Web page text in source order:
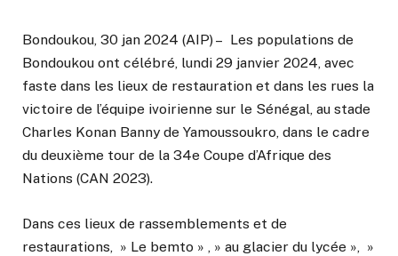
Bondoukou, 30 jan 2024 (AIP) – Les populations de
Bondoukou ont célébré, lundi 29 janvier 2024, avec
faste dans les lieux de restauration et dans les rues la
victoire de l’équipe ivoirienne sur le Sénégal, au stade
Charles Konan Banny de Yamoussoukro, dans le cadre
du deuxième tour de la 34e Coupe d’Afrique des
Nations (CAN 2023).
Dans ces lieux de rassemblements et de
restaurations, » Le bemto » , » au glacier du lycée », »